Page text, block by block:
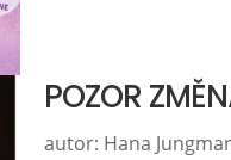
POZOR
autor: Hana